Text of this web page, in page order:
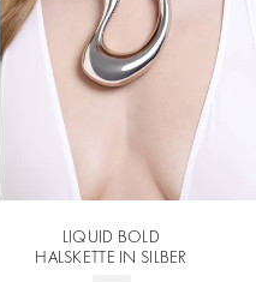
LIQUID BOLD
HALSKETTE IN SILBER